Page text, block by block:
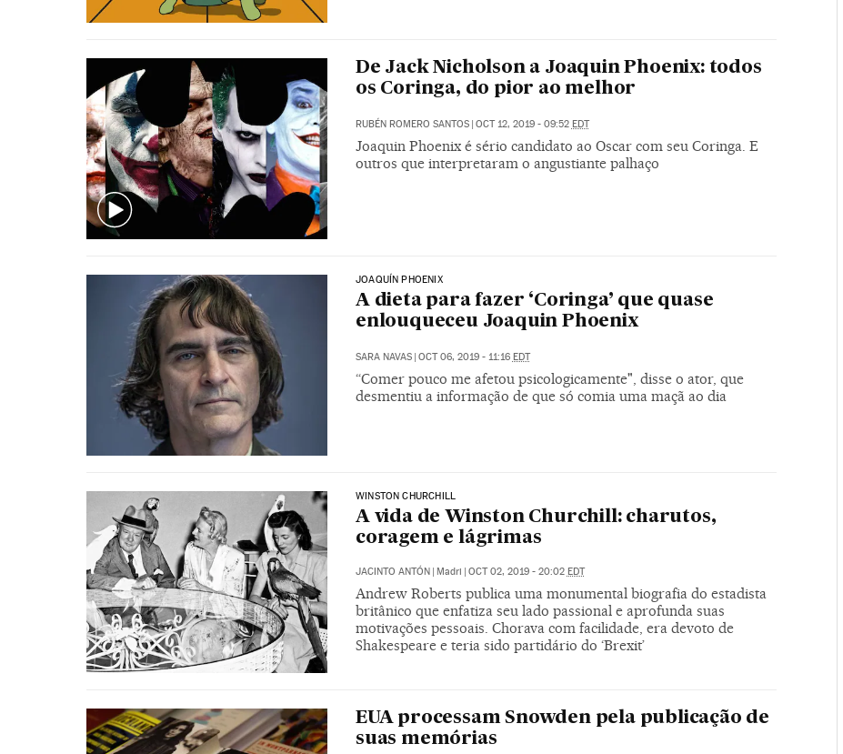
De Jack Nicholson a Joaquin Phoenix: todos
os Coringa, do pior ao melhor
RUBÉN ROMERO SANTOS OCT 12, 2019 - 09:52 EDT
Joaquin Phoenix é sério candidato ao Oscar com seu Coringa. E
outros que interpretaram o angustiante palhaço
JOAQUÍN PHOENIX
A dieta para fazer ‘Coringa’ que quase
enlouqueceu Joaquin Phoenix
SARA NAVAS | OCT 06, 2019 - 11:16 EDT
“Comer pouco me afetou psicologicamente", disse o ator, que
desmentiu a informação de que só comia uma maçã ao dia
WINSTON CHURCHILL
A vida de Winston Churchill: charutos,
coragem e lágrimas
JACINTO ANTÓN Madri OCT 02, 2019 - 20:02 EDT
Andrew Roberts publica uma monumental biografia do estadista
britânico que enfatiza seu lado passional e aprofunda suas
motivações pessoais. Chorava com facilidade, era devoto de
Shakespeare e teria sido partidário do ‘Brexit’
EUA processam Snowden pela publicação de
suas memórias